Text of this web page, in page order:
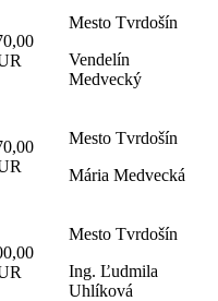
Mesto Tvrdošín
Vendelín
Medvecký
Mesto Tvrdošín
Mária Medvecká
Mesto Tvrdošín
Ing. Ľudmila
Uhlíková